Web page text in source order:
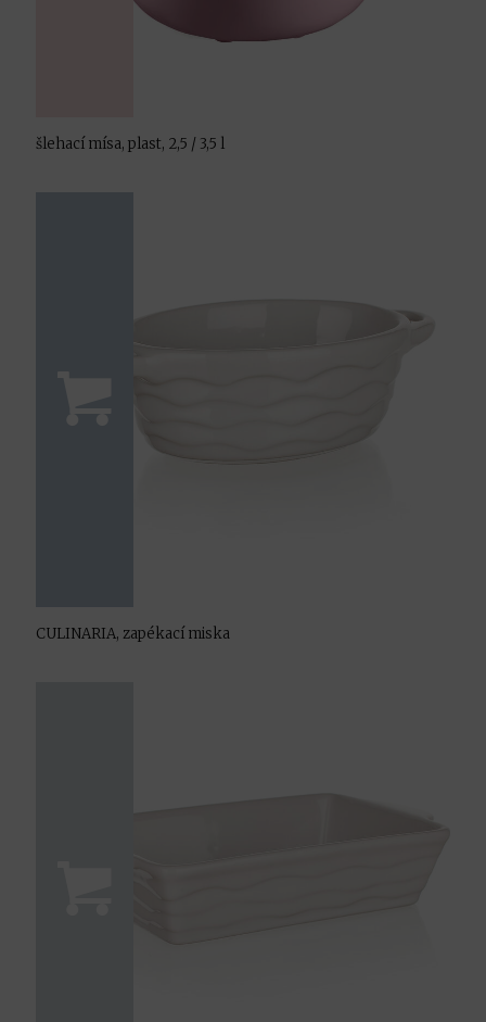
šlehací mísa, plast, 2,5 / 3,5 l
CULINARIA, zapékací miska